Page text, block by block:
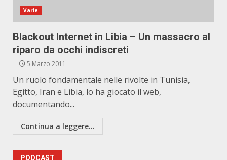
Varie
Blackout Internet in Libia – Un massacro al
riparo da occhi indiscreti
5 Marzo 2011
Un ruolo fondamentale nelle rivolte in Tunisia,
Egitto, Iran e Libia, lo ha giocato il web,
documentando...
Continua a leggere...
PODCAST